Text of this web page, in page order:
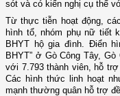
sót và có kiến nghị cụ thể
Từ thực tiễn hoạt động,
hình tổ, nhóm phụ nữ tiết
BHYT hộ gia đình. Điển
BHYT” ở Gò Công Tây,
với 7.793 thành viên, hỗ
Các hình thức linh hoạt
mạnh thường quân hỗ trợ